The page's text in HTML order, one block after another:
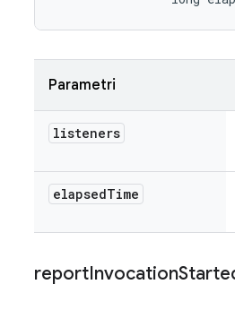
Parametri
listeners
elapsedTime
reportInvocation